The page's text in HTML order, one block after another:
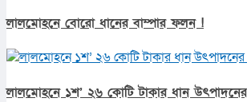
লালমোহনে বোরো ধানের বাম্পার ফলন !
লালমোহনে ১শ’ ২৬ কোটি টাকার ধান উৎপাদনের